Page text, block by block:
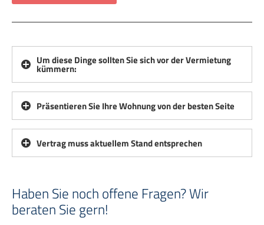
Um diese Dinge sollten Sie sich vor der Vermietung
kümmern:
Präsentieren Sie Ihre Wohnung von der besten Seite
Vertrag muss aktuellem Stand entsprechen
Haben Sie noch offene Fragen? Wir
beraten Sie gern!